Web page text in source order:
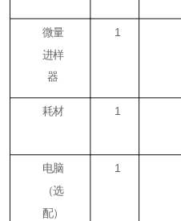
微量
进样
器
1
耗材 1
电脑
（选
配）
1